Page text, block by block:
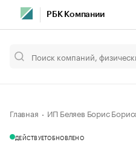
РБК Компании
Главная ИП Беляев Борис
ДЕЙСТВУЕТОБНОВЛЕНО